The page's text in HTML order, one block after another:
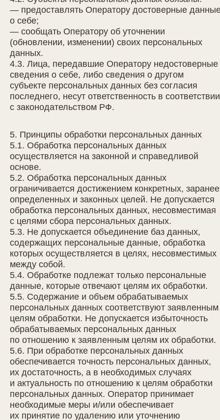
— предоставлять Оператору достоверные
о себе;
— сообщать Оператору об уточнении
(обновлении, изменении) своих персональных
данных.
4.3. Лица, передавшие Оператору недостоверные
сведения о себе, либо сведения о другом
субъекте персональных данных без согласия
последнего, несут ответственность в соответствии
с законодательством РФ.
5. Принципы обработки персональных данных
5.1. Обработка персональных данных
осуществляется на законной и справедливой
основе.
5.2. Обработка персональных данных
ограничивается достижением конкретных, заранее
определенных и законных целей. Не допускается
обработка персональных данных, несовместимая
с целями сбора персональных данных.
5.3. Не допускается объединение баз данных,
содержащих персональные данные, обработка
которых осуществляется в целях, несовместимых
между собой.
5.4. Обработке подлежат только персональные
данные, которые отвечают целям их обработки.
5.5. Содержание и объем обрабатываемых
персональных данных соответствуют заявленным
целям обработки. Не допускается избыточность
обрабатываемых персональных данных
по отношению к заявленным целям их обработки.
5.6. При обработке персональных данных
обеспечивается точность персональных данных,
их достаточность, а в необходимых случаях
и актуальность по отношению к целям обработки
персональных данных. Оператор принимает
необходимые меры и/или обеспечивает
их принятие по удалению или уточнению